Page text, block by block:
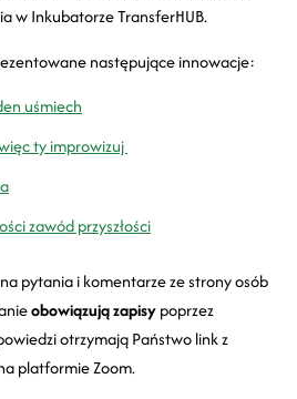
w Inkubatorze TransferHUB.
następujące innowacje:
uśmiech
ty improwizuj
zawód przyszłości
pytania i komentarze ze strony osób
obowiązują zapisypoprzez
otrzymają Państwo link z
platformie Zoom.